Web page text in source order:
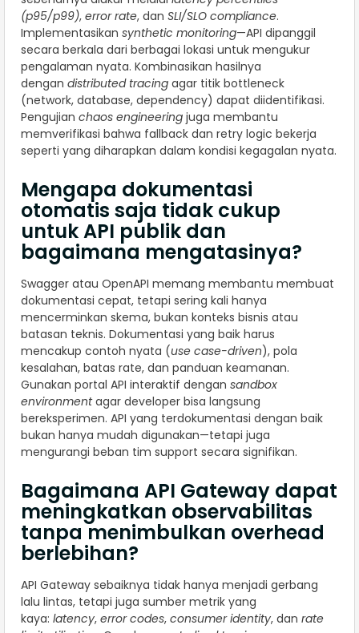
(p95/p99), error rate, dan SLI/SLO compliance.
Implementasikan synthetic monitoring—API dipanggil
secara berkala dari berbagai lokasi untuk mengukur
pengalaman nyata. Kombinasikan hasilnya
dengan distributed tracing agar titik bottleneck
(network, database, dependency) dapat diidentifikasi.
Pengujian chaos engineering juga membantu
memverifikasi bahwa fallback dan retry logic bekerja
seperti yang diharapkan dalam kondisi kegagalan nyata.
Mengapa dokumentasi
otomatis saja tidak cukup
untuk API publik dan
bagaimana mengatasinya?
Swagger atau OpenAPI memang membantu membuat
dokumentasi cepat, tetapi sering kali hanya
mencerminkan skema, bukan konteks bisnis atau
batasan teknis. Dokumentasi yang baik harus
mencakup contoh nyata (use case-driven), pola
kesalahan, batas rate, dan panduan keamanan.
Gunakan portal API interaktif dengan sandbox
environmentagar developer bisa langsung
bereksperimen. API yang terdokumentasi dengan baik
bukan hanya mudah digunakan—tetapi juga
mengurangi beban tim support secara signifikan.
Bagaimana API Gateway dapat
meningkatkan observabilitas
tanpa menimbulkan overhead
berlebihan?
API Gateway sebaiknya tidak hanya menjadi gerbang
lalu lintas, tetapi juga sumber metrik yang
kaya: latency, error codes, consumer identity, dan rate